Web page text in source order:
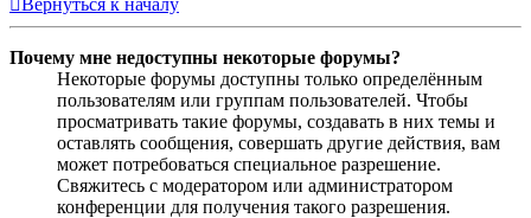
Почему мне недоступны некоторые форумы?
Некоторые форумы доступны только определённым
пользователям или группам пользователей. Чтобы
просматривать такие форумы, создавать в них темы и
оставлять сообщения, совершать другие действия, вам
может потребоваться специальное разрешение.
Свяжитесь с модератором или администратором
конференции для получения такого разрешения.